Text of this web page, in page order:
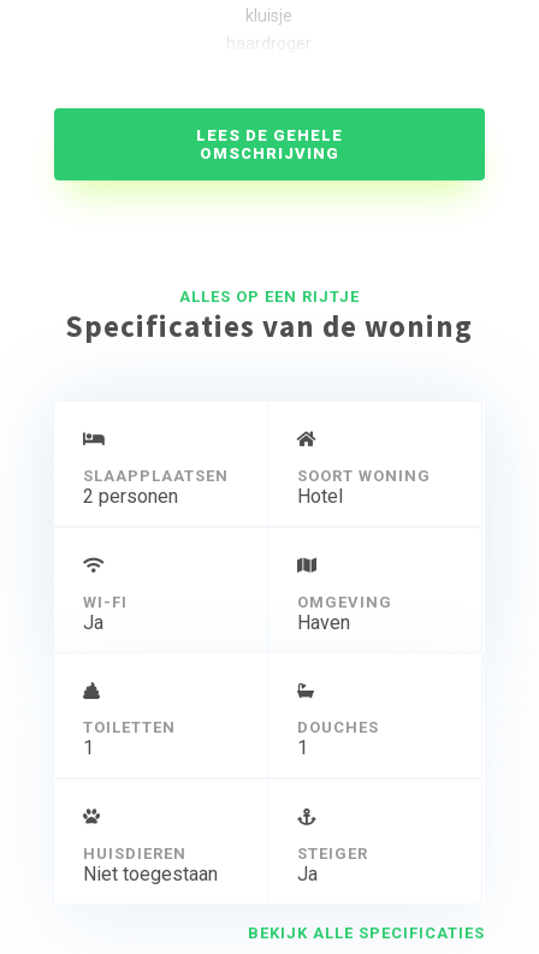
kluisje
haardroger
waterkoker
airconditioning
28 m²
LEES DE GEHELE
OMSCHRIJVING
ALLES OP EEN RIJTJE
Specificaties van de woning
SLAAPPLAATSEN
2 personen
SOORT WONING
Hotel
WI-FI
Ja
OMGEVING
Haven
TOILETTEN
1
DOUCHES
1
HUISDIEREN
Niet toegestaan
STEIGER
Ja
BEKIJK ALLE SPECIFICATIES